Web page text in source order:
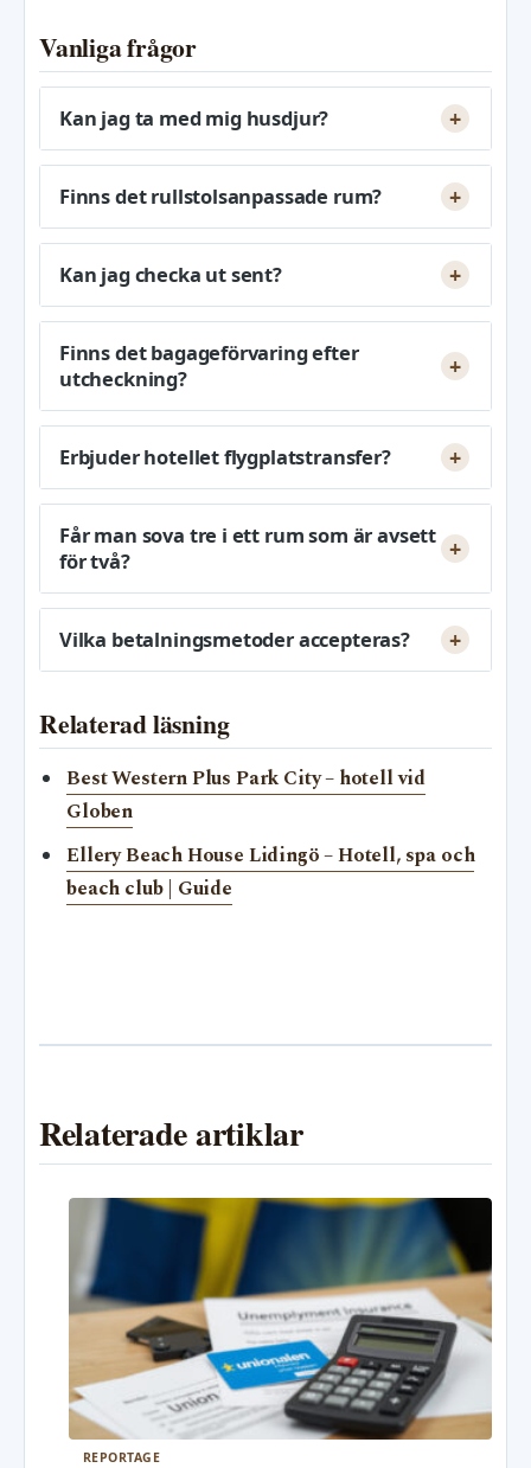
Vanliga frågor
Kan jag ta med mig husdjur?
Finns det rullstolsanpassade rum?
Kan jag checka ut sent?
Finns det bagageförvaring efter
utcheckning?
Erbjuder hotellet flygplatstransfer?
Får man sova tre i ett rum som är avsett
för två?
Vilka betalningsmetoder accepteras?
Relaterad läsning
Best Western Plus Park City – hotell vid
Globen
Ellery Beach House Lidingö – Hotell, spa och
beach club | Guide
Relaterade artiklar
REPORTAGE